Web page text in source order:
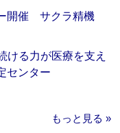
開催 サクラ精機
ける力が医療を支え
センター
もっと見る »